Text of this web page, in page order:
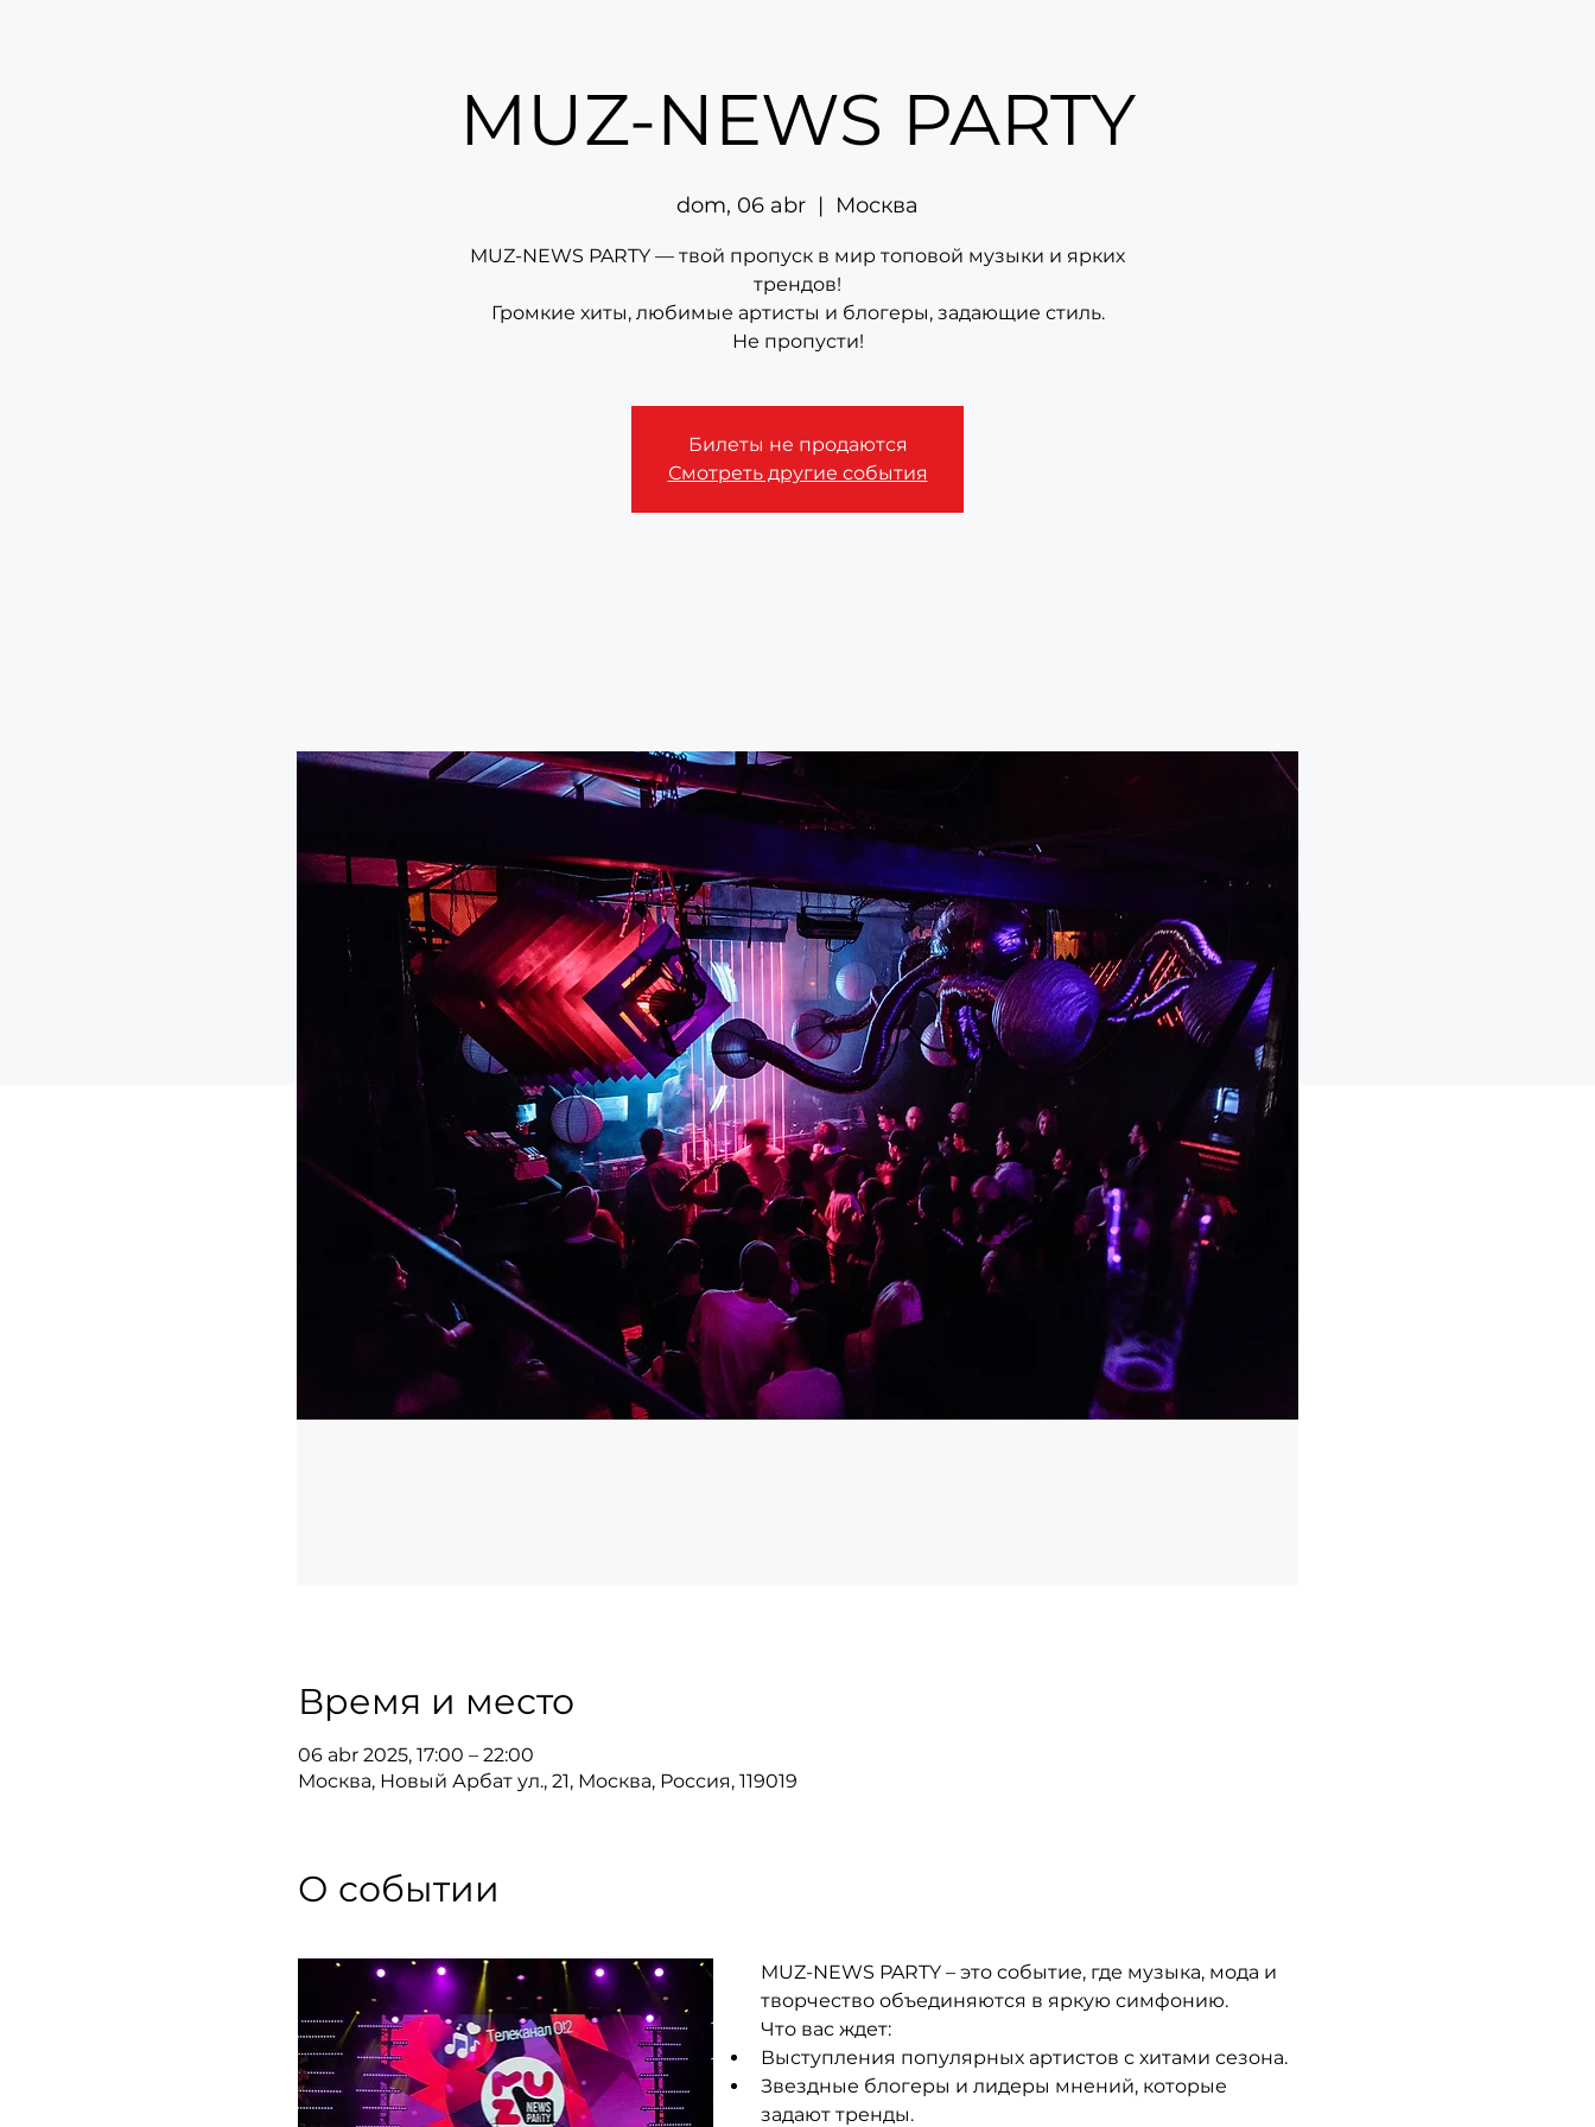
MUZ-NEWS PARTY
dom, 06 abr
  |
Москва
MUZ-NEWS PARTY — твой пропуск в мир топовой музыки и ярких
трендов!
Громкие хиты, любимые артисты и блогеры, задающие стиль.
Не пропусти!
Билеты не продаются
Смотреть другие события
Время и место
06 abr 2025, 17:00 – 22:00
Москва, Новый Арбат ул., 21, Москва, Россия, 119019
О событии
MUZ-NEWS PARTY – это событие, где музыка, мода и
творчество объединяются в яркую симфонию.
Что вас ждет:
Выступления популярных артистов с хитами сезона.
Звездные блогеры и лидеры мнений, которые
задают тренды.